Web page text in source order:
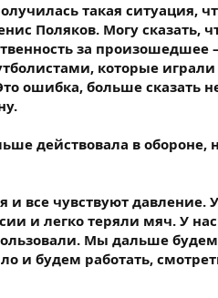
такая ситуация,
Поляков. Могу сказать,
за произошедшее
которые играли
ошибка, больше сказать
действовала в обороне,
и все чувствуют давление.
и легко теряли мяч. У
Мы дальше будем
и будем работать,